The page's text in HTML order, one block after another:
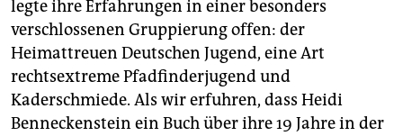
legte ihre Erfahrungen in einer besonders
verschlossenen Gruppierung offen: der
Heimattreuen Deutschen Jugend, eine Art
rechtsextreme Pfadfinderjugend und
Kaderschmiede. Als wir erfuhren, dass Heidi
Benneckenstein ein Buch über ihre 19 Jahre in der